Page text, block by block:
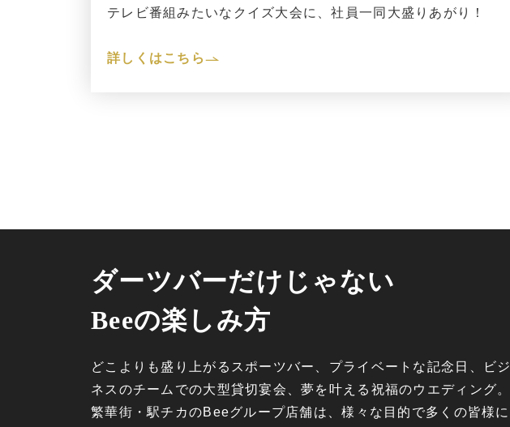
テレビ番組みたいなクイズ大会に、社員一同大盛りあがり！
詳しくはこちら
ダーツバーだけじゃない
Beeの楽しみ方
どこよりも盛り上がるスポーツバー、プライベートな記念日、ビジ
ネスのチームでの大型貸切宴会、夢を叶える祝福のウエディング。
繁華街・駅チカのBeeグループ店舗は、様々な目的で多くの皆様に